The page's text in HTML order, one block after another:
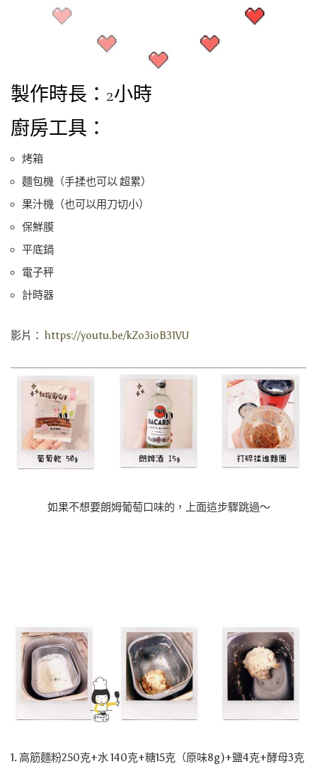
製作時長：2小時
廚房工具：
烤箱
麵包機（手揉也可以 超累）
果汁機（也可以用刀切小）
保鮮膜
平底鍋
電子秤
計時器
影片： https://youtu.be/kZo3ioB31VU
如果不想要朗姆葡萄口味的，上面這步驟跳過～
1. 高筋麵粉250克+水 140克+糖15克（原味8g)+鹽4克+酵母3克